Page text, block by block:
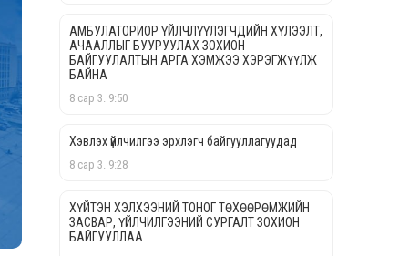
АМБУЛАТОРИОР ҮЙЛЧЛҮҮЛЭГЧДИЙН ХҮЛЭЭЛТ,
АЧААЛЛЫГ БУУРУУЛАХ ЗОХИОН
БАЙГУУЛАЛТЫН АРГА ХЭМЖЭЭ ХЭРЭГЖҮҮЛЖ
БАЙНА
8 сар 3. 9:50
Хэвлэх үйлчилгээ эрхлэгч байгууллагуудад
8 сар 3. 9:28
ХҮЙТЭН ХЭЛХЭЭНИЙ ТОНОГ ТӨХӨӨРӨМЖИЙН
ЗАСВАР, ҮЙЛЧИЛГЭЭНИЙ СУРГАЛТ ЗОХИОН
БАЙГУУЛЛАА